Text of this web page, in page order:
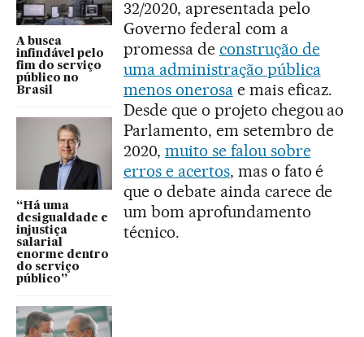
A busca
infindável pelo
fim do serviço
público no
Brasil
“Há uma
desigualdade e
injustiça
salarial
enorme dentro
do serviço
público”
32/2020, apresentada pelo
Governo federal com a
promessa de construção de
uma administração pública
menos onerosae mais eficaz.
Desde que o projeto chegou ao
Parlamento, em setembro de
2020, muito se falou sobre
erros e acertos, mas o fato é
que o debate ainda carece de
um bom aprofundamento
técnico.